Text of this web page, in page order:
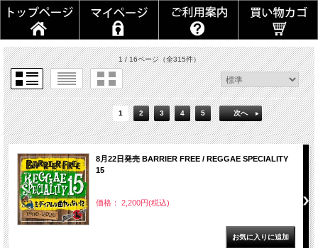
1 / 16ページ（全315件）
1 2 3 4 5 次へ
8月22日発売 BARRIER FREE / REGGAE SPECIALITY
15
価格： 2,200円(税込)